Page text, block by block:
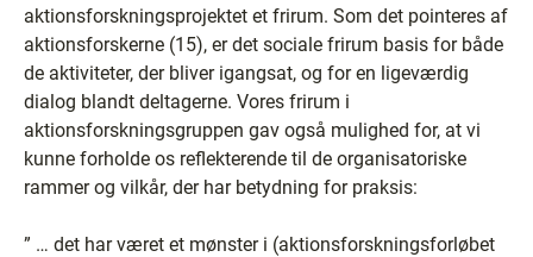
aktionsforskningsprojektet et frirum. Som det pointeres af
aktionsforskerne (15), er det sociale frirum basis for både
de aktiviteter, der bliver igangsat, og for en ligeværdig
dialog blandt deltagerne. Vores frirum i
aktionsforskningsgruppen gav også mulighed for, at vi
kunne forholde os reflekterende til de organisatoriske
rammer og vilkår, der har betydning for praksis:
” … det har været et mønster i (aktionsforskningsforløbet